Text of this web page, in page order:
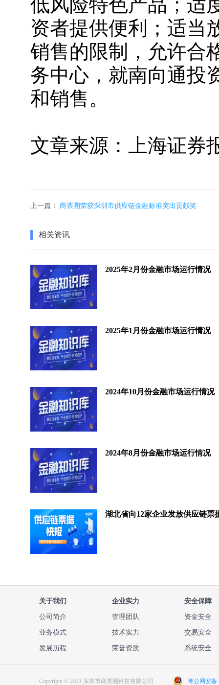
资者提供便利；适当
销售的限制，允许合
务中心，就南向通投
和销售。
文章来源：上海证券
上一篇： 商票圈荣获深圳市供应链金融标准突出贡献奖
相关资讯
2025年2月份金融市场运行情况
2025年1月份金融市场运行情况
2024年10月份金融市场运行情况
2024年8月份金融市场运行情况
关于我们
公司简介
业务模式
发展历程
企业实力
管理团队
技术实力
荣誉资质
安全保障
资金安全
交易安全
系统安全
Copyright © 2021 深圳市商票圈科技有限公司 粤公网安备